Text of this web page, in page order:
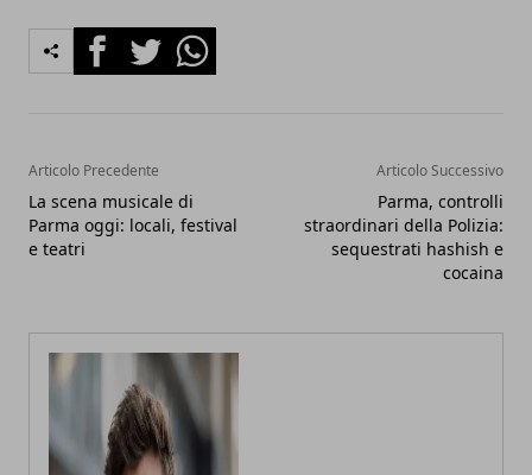
FacebookTwitterWhatsapp
Articolo Precedente
La scena musicale di
Parma oggi: locali, festival
e teatri
Articolo Successivo
Parma, controlli
straordinari della Polizia:
sequestrati hashish e
cocaina